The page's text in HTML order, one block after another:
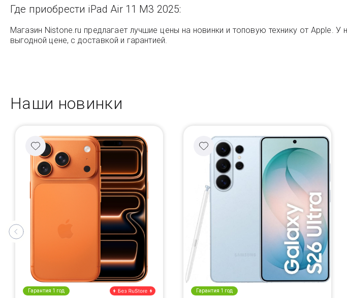
Где приобрести iPad Air 11 M3 2025:
Магазин Nistone.ru предлагает лучшие цены на новинки и топовую технику от
выгодной цене, с доставкой и гарантией.
Наши новинки
Гарантия 1 год Гарантия 1 год